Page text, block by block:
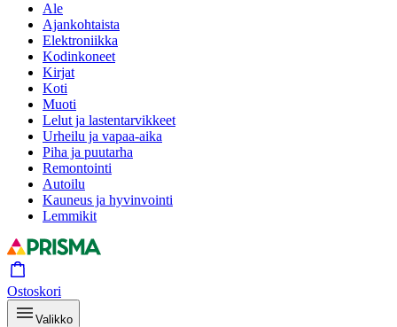
Ale
Ajankohtaista
Elektroniikka
Kodinkoneet
Kirjat
Koti
Muoti
Lelut ja lastentarvikkeet
Urheilu ja vapaa-aika
Piha ja puutarha
Remontointi
Autoilu
Kauneus ja hyvinvointi
Lemmikit
Ostoskori
Valikko